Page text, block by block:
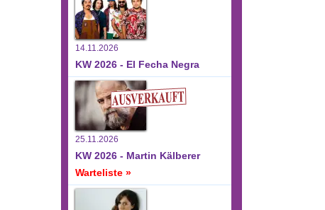
14.11.2026
KW 2026 - El Fecha Negra
25.11.2026
KW 2026 - Martin Kälberer
Warteliste »